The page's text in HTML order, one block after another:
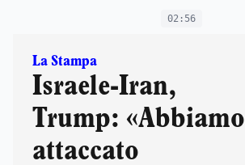
02:56
La Stampa
Israele-Iran,
Trump: «Abbiamo
attaccato